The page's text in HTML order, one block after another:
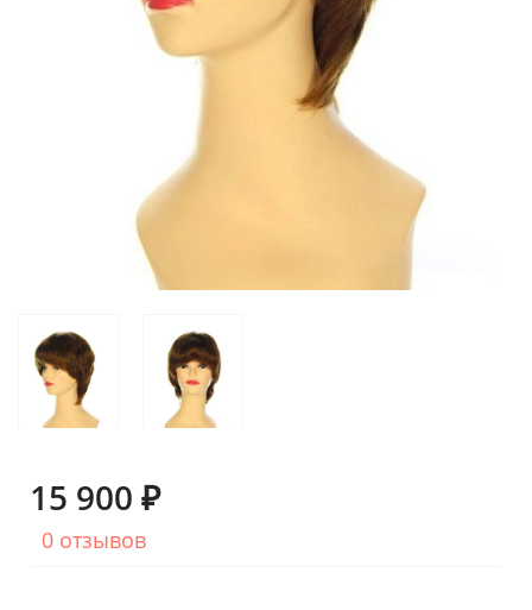
15 900 ₽
0 отзывов